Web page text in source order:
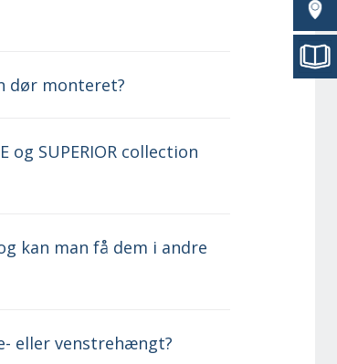
dør monteret?
og SUPERIOR collection
kan man få dem i andre
eller venstrehængt?